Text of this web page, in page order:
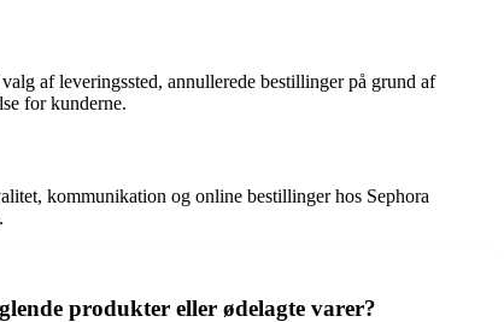
af leveringssted, annullerede bestillinger på grund af
for kunderne.
kommunikation og online bestillinger hos Sephora
produkter eller ødelagte varer?